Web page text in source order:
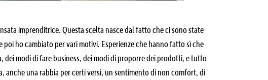
imprenditrice. Questa scelta nasce dal fatto che ci sono state
ho cambiato per vari motivi. Esperienze che hanno fatto sì che
dei modi di fare business, dei modi di proporre dei prodotti, e tutto
anche una rabbia per certi versi, un sentimento di non comfort, di